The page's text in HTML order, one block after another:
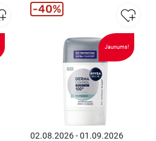
Jaunums!
02.08.2026 - 01.09.2026
40%